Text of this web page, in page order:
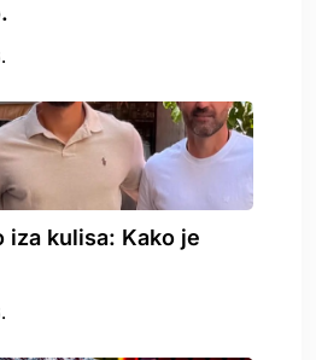
iza kulisa: Kako je